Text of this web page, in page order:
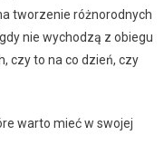
tworzenie różnorodnych
nie wychodzą z obiegu
czy to na co dzień, czy
warto mieć w swojej